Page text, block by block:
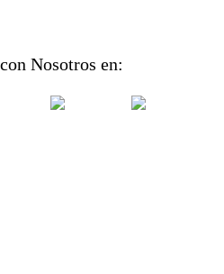
Nosotros en: